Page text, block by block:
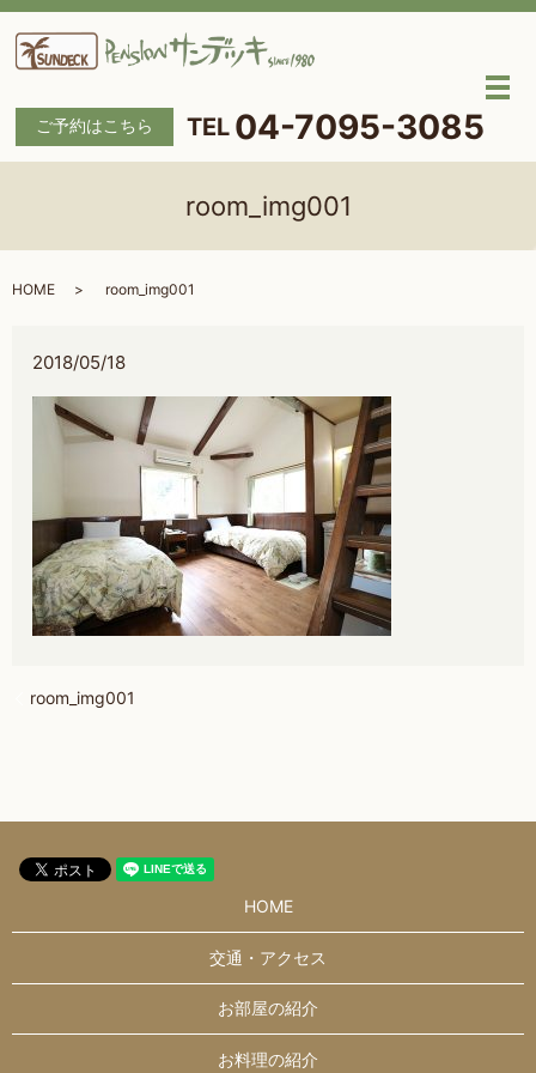
メ
ご予約はこちら
04-7095-3085
room_img001
HOME room_img001
2018/05/18
room_img001
HOME
交通・アクセス
お部屋の紹介
お料理の紹介